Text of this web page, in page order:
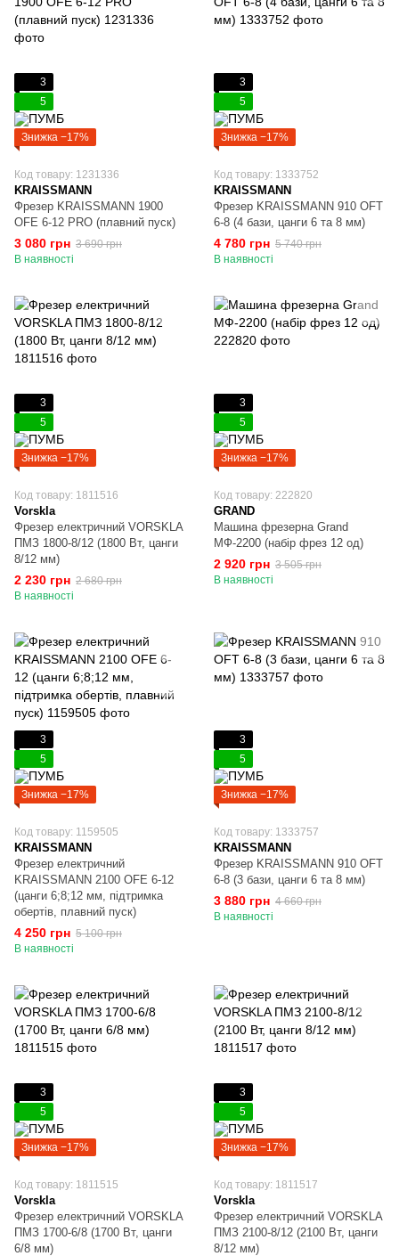
3
5
Знижка −17%
Код товару: 1231336
KRAISSMANN
Фрезер KRAISSMANN 1900
OFE 6-12 PRO (плавний пуск)
3 080 грн 3 690 грн
В наявності
3
5
Знижка −17%
Код товару: 1333752
KRAISSMANN
Фрезер KRAISSMANN 910 OFT
6-8 (4 бази, цанги 6 та 8 мм)
4 780 грн 5 740 грн
В наявності
3
5
Знижка −17%
Код товару: 1811516
Vorskla
Фрезер електричний VORSKLA
ПМЗ 1800-8/12 (1800 Вт, цанги
8/12 мм)
2 230 грн 2 680 грн
В наявності
3
5
Знижка −17%
Код товару: 222820
GRAND
Машина фрезерна Grand
МФ-2200 (набір фрез 12 од)
2 920 грн 3 505 грн
В наявності
3
5
Знижка −17%
Код товару: 1159505
KRAISSMANN
Фрезер електричний
KRAISSMANN 2100 OFE 6-12
(цанги 6;8;12 мм, підтримка
обертів, плавний пуск)
4 250 грн 5 100 грн
В наявності
3
5
Знижка −17%
Код товару: 1333757
KRAISSMANN
Фрезер KRAISSMANN 910 OFT
6-8 (3 бази, цанги 6 та 8 мм)
3 880 грн 4 660 грн
В наявності
3
5
Знижка −17%
Код товару: 1811515
Vorskla
Фрезер електричний VORSKLA
ПМЗ 1700-6/8 (1700 Вт, цанги
6/8 мм)
3
5
Знижка −17%
Код товару: 1811517
Vorskla
Фрезер електричний VORSKLA
ПМЗ 2100-8/12 (2100 Вт, цанги
8/12 мм)